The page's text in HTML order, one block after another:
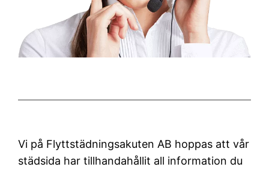
Vi på Flyttstädningsakuten AB hoppas att vår
städsida har tillhandahållit all information du